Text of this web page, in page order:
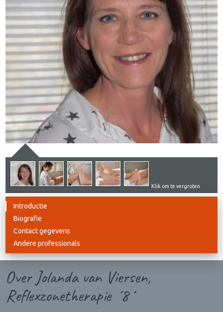
Klik om te vergroten
Introductie
Biografie
Contact gegevens
Andere professionals
Over Jolanda van Viersen,
Reflexzonetherapie ´8´